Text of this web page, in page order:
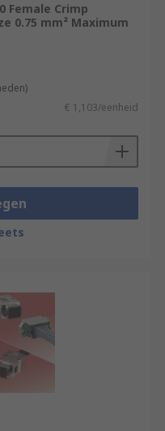
Female Crimp
0.75 mm² Maximum
€ 1,103/eenheid